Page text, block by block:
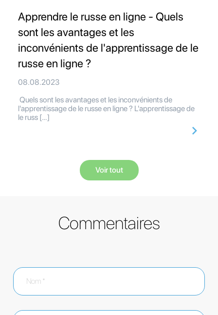
Apprendre le russe en ligne - Quels
sont les avantages et les
inconvénients de l'apprentissage de le
russe en ligne ?
08.08.2023
Quels sont les avantages et les inconvénients de
l'apprentissage de le russe en ligne ? L'apprentissage de
le russ […]
Voir tout
Commentaires